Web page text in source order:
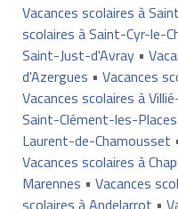
Vacances scolaires à
scolaires à Saint-Cyr-le-
Saint-Just-d'Avray•
d'Azergues • Vacances
Vacances scolaires à
Saint-Clément-les-Places
Laurent-de-Chamousset
Vacances scolaires à
Marennes • Vacances
scolaires à Andelarrot •